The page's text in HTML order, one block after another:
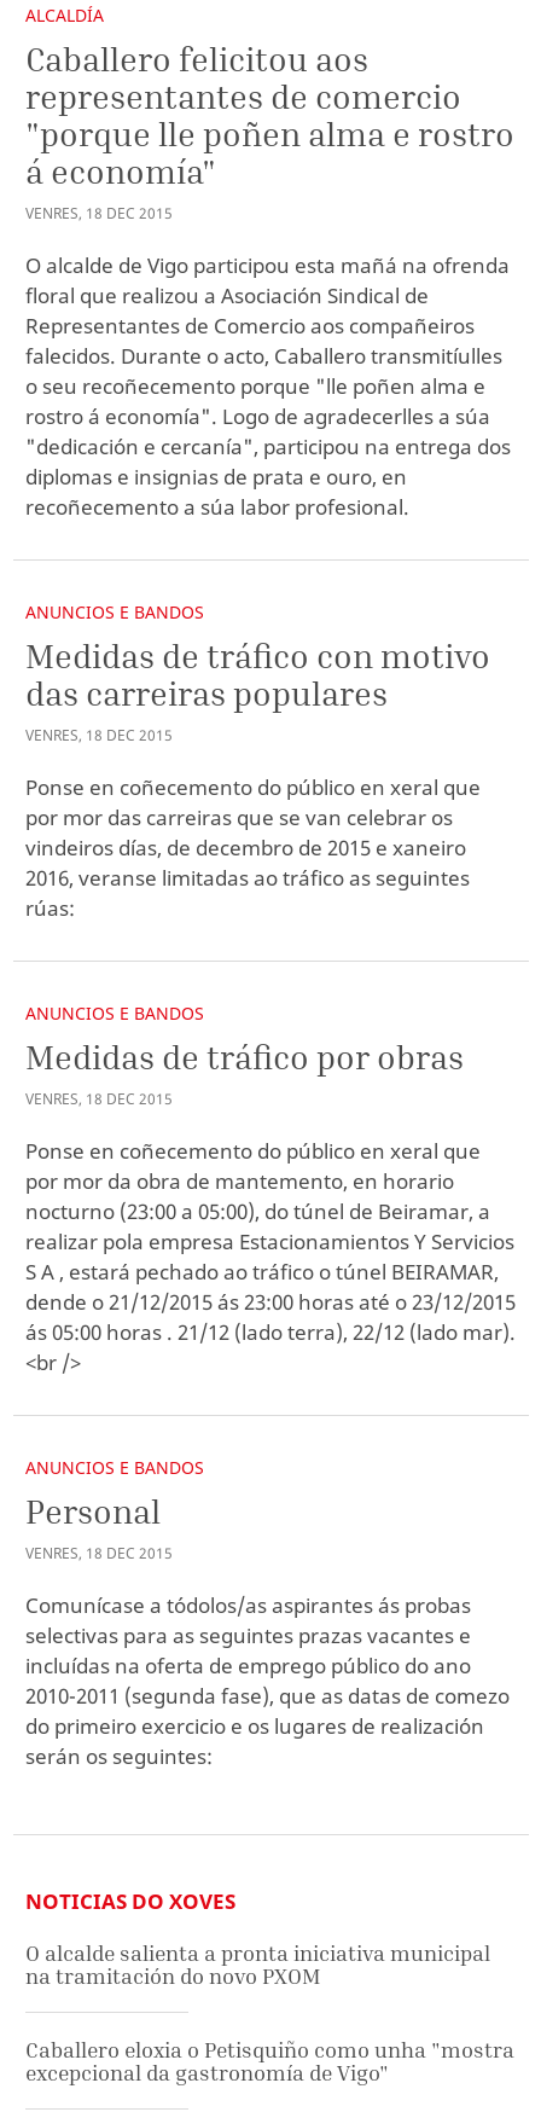
ALCALDÍA
Caballero felicitou aos
representantes de comercio
"porque lle poñen alma e rostro
á economía"
VENRES, 18 DEC 2015
O alcalde de Vigo participou esta mañá na ofrenda
floral que realizou a Asociación Sindical de
Representantes de Comercio aos compañeiros
falecidos. Durante o acto, Caballero transmitíulles
o seu recoñecemento porque "lle poñen alma e
rostro á economía". Logo de agradecerlles a súa
"dedicación e cercanía", participou na entrega dos
diplomas e insignias de prata e ouro, en
recoñecemento a súa labor profesional.
ANUNCIOS E BANDOS
Medidas de tráfico con motivo
das carreiras populares
VENRES, 18 DEC 2015
Ponse en coñecemento do público en xeral que
por mor das carreiras que se van celebrar os
vindeiros días, de decembro de 2015 e xaneiro
2016, veranse limitadas ao tráfico as seguintes
rúas:
ANUNCIOS E BANDOS
Medidas de tráfico por obras
VENRES, 18 DEC 2015
Ponse en coñecemento do público en xeral que
por mor da obra de mantemento, en horario
nocturno (23:00 a 05:00), do túnel de Beiramar, a
realizar pola empresa Estacionamientos Y Servicios
S A , estará pechado ao tráfico o túnel BEIRAMAR,
dende o 21/12/2015 ás 23:00 horas até o 23/12/2015
ás 05:00 horas . 21/12 (lado terra), 22/12 (lado mar).
<br />
ANUNCIOS E BANDOS
Personal
VENRES, 18 DEC 2015
Comunícase a tódolos/as aspirantes ás probas
selectivas para as seguintes prazas vacantes e
incluídas na oferta de emprego público do ano
2010-2011 (segunda fase), que as datas de comezo
do primeiro exercicio e os lugares de realización
serán os seguintes:
NOTICIAS DO XOVES
O alcalde salienta a pronta iniciativa municipal
na tramitación do novo PXOM
Caballero eloxia o Petisquiño como unha "mostra
excepcional da gastronomía de Vigo"